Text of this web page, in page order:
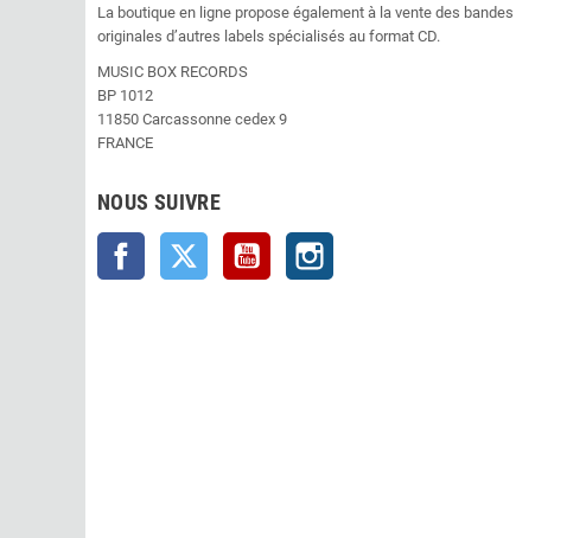
La boutique en ligne propose également à la vente des bandes
originales d’autres labels spécialisés au format CD.
MUSIC BOX RECORDS
BP 1012
11850 Carcassonne cedex 9
FRANCE
NOUS SUIVRE
Facebook Twitter YouTube